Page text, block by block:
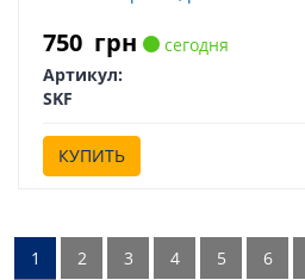
750 грн
сегодня
Артикул:
SKF
КУПИТЬ
1 2 3 4 5 6